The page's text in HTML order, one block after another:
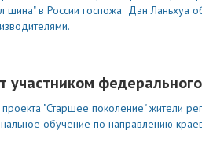
шина" в России госпожа Дэн
участником
"Старшее поколение" жители
обучение по направлению